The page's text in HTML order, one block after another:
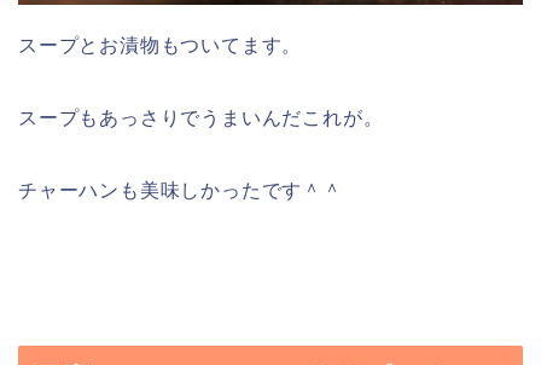
スープとお漬物もついてます。
スープもあっさりでうまいんだこれが。
チャーハンも美味しかったです＾＾